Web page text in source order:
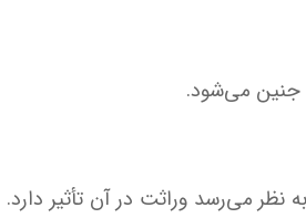
جنین می‌شود.
نظر می‌رسد وراثت در آن تأثیر دارد.